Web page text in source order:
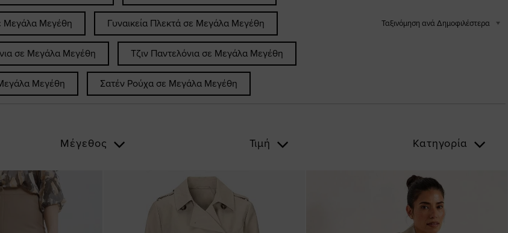
Μεγάλα Μεγέθη Γυναικεία Πλεκτά σε Μεγάλα Μεγέθη
σε Μεγάλα Μεγέθη Τζιν Παντελόνια σε Μεγάλα Μεγέθη
Μεγέθη Σατέν Ρούχα σε Μεγάλα Μεγέθη
Ταξινόμηση ανά Δημοφιλέστερα
Μέγεθος Τιμή Κατηγορία